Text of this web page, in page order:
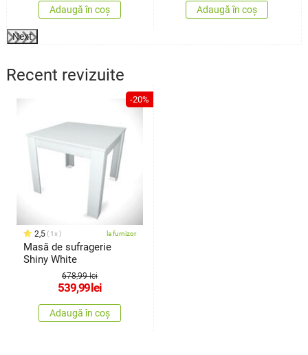
Adaugă în coș Adaugă în coș
Next
Recent revizuite
-20%
2,5 1x la furnizor
Masă de sufragerie
Shiny White
678,99 lei
539,99 lei
Adaugă în coș